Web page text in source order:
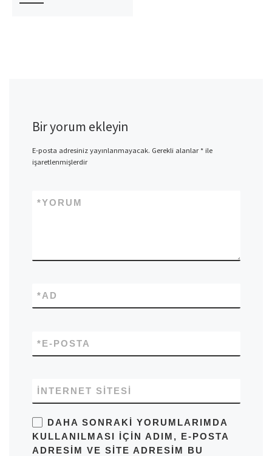
Bir yorum ekleyin
E-posta adresiniz yayınlanmayacak. Gerekli alanlar*ile
işaretlenmişlerdir
YORUM
*
AD
*
E-POSTA
*
İNTERNET SITESI
DAHA SONRAKI YORUMLARIMDA
KULLANILMASI IÇIN ADIM, E-POSTA
ADRESIM VE SITE ADRESIM BU